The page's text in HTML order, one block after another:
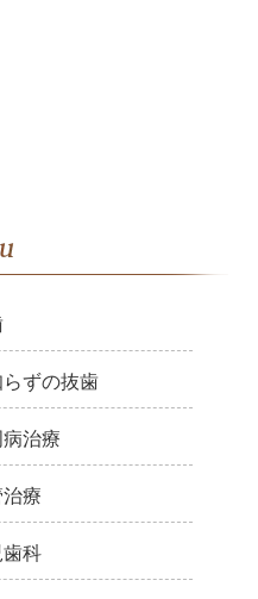
らずの抜歯
治療
療
科